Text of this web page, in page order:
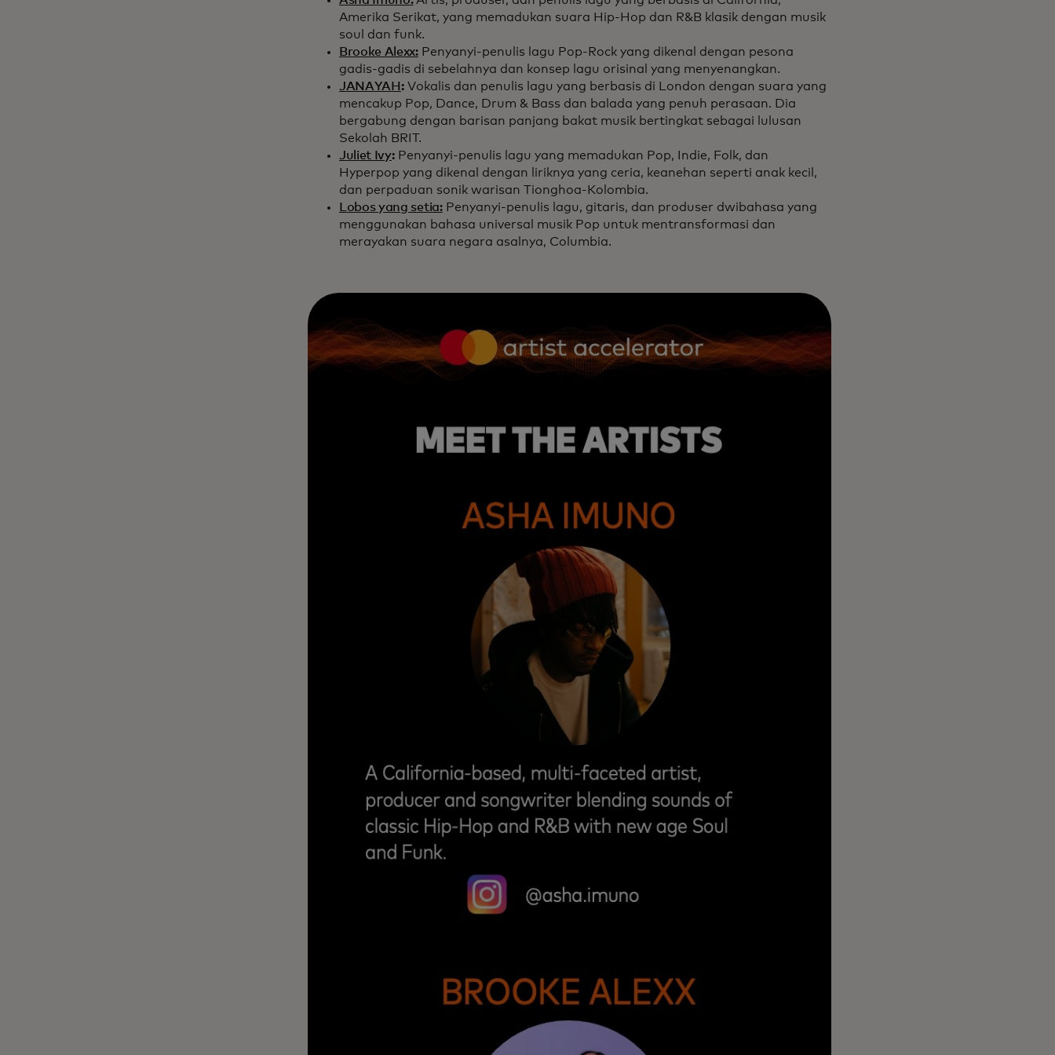
Amerika Serikat, yang memadukan suara Hip-Hop dan R&B klasik dengan musik
soul dan funk.
Brooke Alexx: Penyanyi-penulis lagu Pop-Rock yang dikenal dengan pesona
gadis-gadis di sebelahnya dan konsep lagu orisinal yang menyenangkan.
JANAYAH: Vokalis dan penulis lagu yang berbasis di London dengan suara yang
mencakup Pop, Dance, Drum & Bass dan balada yang penuh perasaan. Dia
bergabung dengan barisan panjang bakat musik bertingkat sebagai lulusan
Sekolah BRIT.
Juliet Ivy: Penyanyi-penulis lagu yang memadukan Pop, Indie, Folk, dan
Hyperpop yang dikenal dengan liriknya yang ceria, keanehan seperti anak kecil,
dan perpaduan sonik warisan Tionghoa-Kolombia.
Lobos yang setia: Penyanyi-penulis lagu, gitaris, dan produser dwibahasa yang
menggunakan bahasa universal musik Pop untuk mentransformasi dan
merayakan suara negara asalnya, Columbia.